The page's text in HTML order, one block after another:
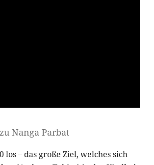
Nanga Parbat
– das große Ziel, welches sich